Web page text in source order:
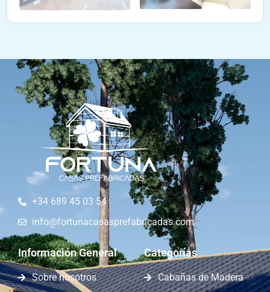
+34 689 45 03 54
info@fortunacasasprefabricadas.com
Información General
Sobre nosotros
Categorías
Cabañas de Madera